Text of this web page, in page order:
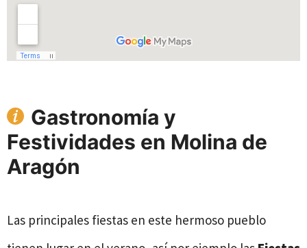
Gastronomía y
Festividades en Molina de
Aragón
Las principales fiestas en este hermoso pueblo